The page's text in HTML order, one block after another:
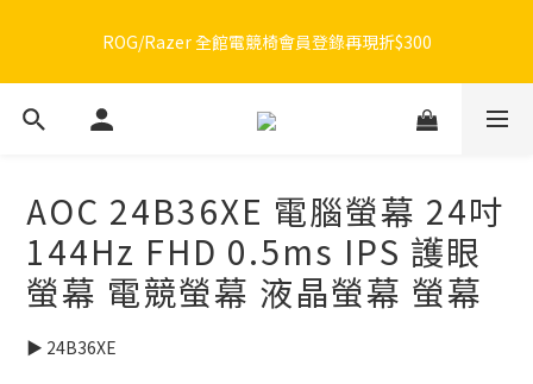
300
ROG/Razer 全館電競椅會員登錄再現折$300
🔥品牌限定滿額折🔥ROG周邊滿1500折100 / 2500折200 / 3000折
AOC 24B36XE 電腦螢幕 24吋
144Hz FHD 0.5ms IPS 護眼
螢幕 電競螢幕 液晶螢幕 螢幕
▶️ 24B36XE